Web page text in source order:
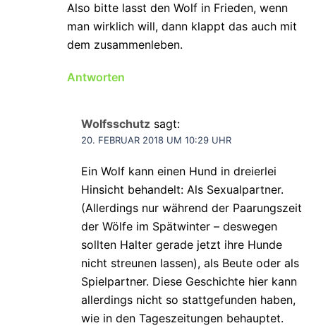
Also bitte lasst den Wolf in Frieden, wenn
man wirklich will, dann klappt das auch mit
dem zusammenleben.
Antworten
Wolfsschutz sagt:
20. FEBRUAR 2018 UM 10:29 UHR
Ein Wolf kann einen Hund in dreierlei
Hinsicht behandelt: Als Sexualpartner.
(Allerdings nur während der Paarungszeit
der Wölfe im Spätwinter – deswegen
sollten Halter gerade jetzt ihre Hunde
nicht streunen lassen), als Beute oder als
Spielpartner. Diese Geschichte hier kann
allerdings nicht so stattgefunden haben,
wie in den Tageszeitungen behauptet.